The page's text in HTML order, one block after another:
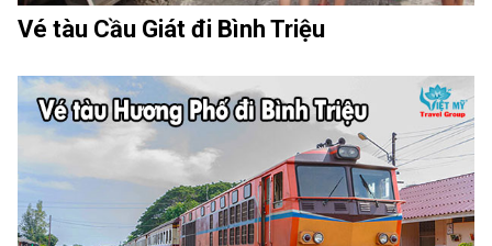
Vé tàu Cầu Giát đi Bình Triệu